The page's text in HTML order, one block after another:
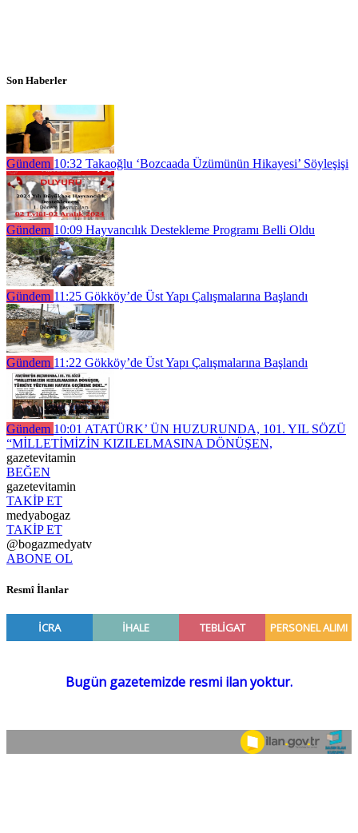
Son Haberler
Gündem 10:32 Takaoğlu ‘Bozcaada Üzümünün Hikayesi’ Söyleşişi
Gündem 10:09 Hayvancılık Destekleme Programı Belli Oldu
Gündem 11:25 Gökköy’de Üst Yapı Çalışmalarına Başlandı
Gündem 11:22 Gökköy’de Üst Yapı Çalışmalarına Başlandı
Gündem 10:01 ATATÜRK’ ÜN HUZURUNDA, 101. YIL SÖZÜ
“MİLLETİMİZİN KIZILELMASINA DÖNÜŞEN,
gazetevitamin
BEĞEN
gazetevitamin
TAKİP ET
medyabogaz
TAKİP ET
@bogazmedyatv
ABONE OL
Resmî İlanlar